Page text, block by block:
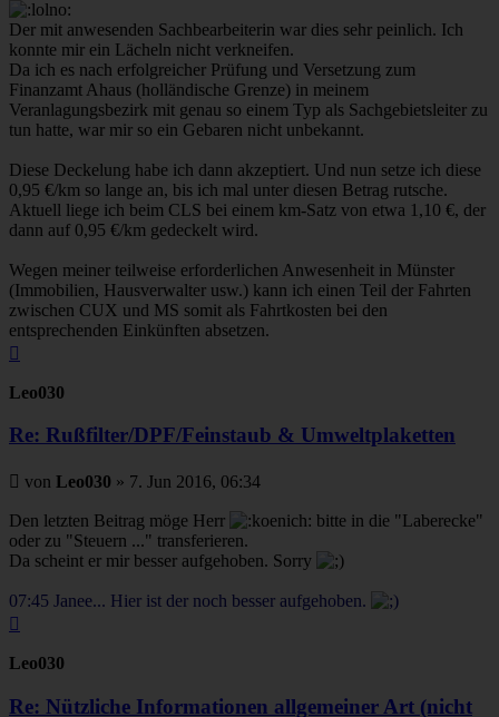
Der mit anwesenden Sachbearbeiterin war dies sehr peinlich. Ich
konnte mir ein Lächeln nicht verkneifen.
Da ich es nach erfolgreicher Prüfung und Versetzung zum
Finanzamt Ahaus (holländische Grenze) in meinem
Veranlagungsbezirk mit genau so einem Typ als Sachgebietsleiter zu
tun hatte, war mir so ein Gebaren nicht unbekannt.
Diese Deckelung habe ich dann akzeptiert. Und nun setze ich diese
0,95 €/km so lange an, bis ich mal unter diesen Betrag rutsche.
Aktuell liege ich beim CLS bei einem km-Satz von etwa 1,10 €, der
dann auf 0,95 €/km gedeckelt wird.
Wegen meiner teilweise erforderlichen Anwesenheit in Münster
(Immobilien, Hausverwalter usw.) kann ich einen Teil der Fahrten
zwischen CUX und MS somit als Fahrtkosten bei den
entsprechenden Einkünften absetzen.
Leo030
Re: Rußfilter/DPF/Feinstaub & Umweltplaketten
Beitrag
von Leo030 » 7. Jun 2016, 06:34
Den letzten Beitrag möge Herr
bitte in die "Laberecke"
oder zu "Steuern ..." transferieren.
Da scheint er mir besser aufgehoben. Sorry
07:45 Janee... Hier ist der noch besser aufgehoben.
Leo030
Re: Nützliche Informationen allgemeiner Art (nicht